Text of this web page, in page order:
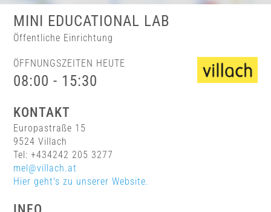
MINI EDUCATIONAL LAB
Öffentliche Einrichtung
ÖFFNUNGSZEITEN HEUTE
08:00 - 15:30
KONTAKT
Europastraße 15
9524 Villach
Tel: +434242 205 3277
mel@villach.at
Hier geht's zu unserer Website.